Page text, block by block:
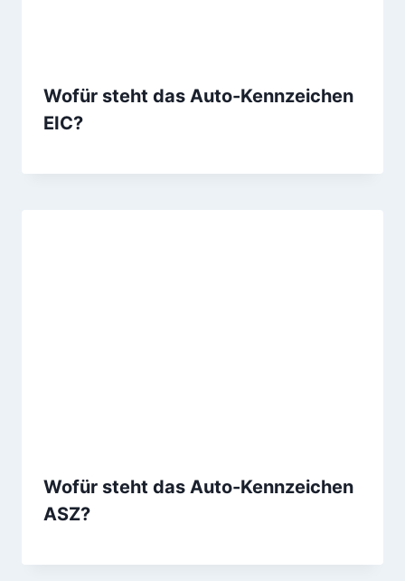
Wofür steht das Auto-Kennzeichen
EIC?
Wofür steht das Auto-Kennzeichen
ASZ?